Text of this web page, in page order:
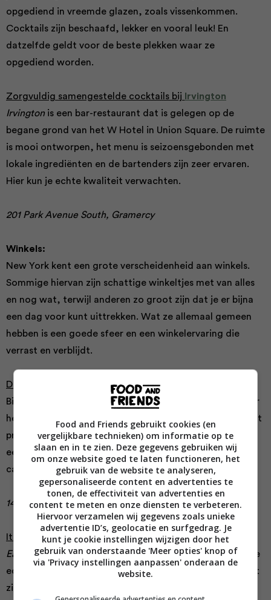
opgediend in vreemde glazen, zoals vissenkommen.
Cocktails zijn beschaafd, lekker en vooral leuk! En
datzelfde geldt voor de beste plekken waar ze
opgediend worden.
Zorgvuldig samengestelde cocktails bij
Irvington
Irvington is een bar-restaurant dat is gelegen op de
begane grond van het W Hotel in Union Square. De ruimte
is mooi ontworpen, het menu is seizoensgebonden met
lokale ingrediënten en de bartenders zijn zeer ervaren.
Hier kun je echte kwaliteit verwachten.
201 Park Avenue South, Gramercy
Winkels:
New York kent een grote verscheidenheid aan winkels.
Sommige hiervan zijn schattige winkeltjes met van alles
en nog wat, terwijl anderen zo groot zijn dat je er bijna
een dag voor kunt uittrekken. Wat ze allemaal gemeen
hebben is een goede sfeer en een winkelervaring die
verrast en verblijdt.
De lekkerste chocola bijRoni-Sue’s Chocolates
Bij
Roni-Sue’s Chocolatesben je aan het juiste adres voor
heerlijke chocolade. In deze winkel verkopen ze de meest
prachtige bonbons. Je kijkt er je ogen uit. ‘De bacon met
een chocoladelaagje (oftewel pig candy) is een perfect
cadeautje’ aldus local Alana Hoye Barnaba.
148 Forsyth Street, Lower East Side
Italiaanse heerlijkheden bijEataly
Eataly
, bijna zo groot als een voetbalveld, is het culinaire
equivalent van Willy Wonka’s fabriek. Overal waar je kijkt
zie je iets anders: een kaaswinkel, een pizzatoonbank,
Food and Friends gebruikt cookies (en
vergelijkbare technieken) om informatie op te
slaan en in te zien. Deze gegevens gebruiken wij
om onze website goed te laten functioneren, het
gebruik van de website te analyseren,
gepersonaliseerde content en advertenties te
tonen, de effectiviteit van advertenties en
content te meten en onze diensten te verbeteren.
Hiervoor verzamelen wij gegevens zoals unieke
advertentie ID’s, geolocatie en surfgedrag. Je
kunt je cookie instellingen wijzigen door het
gebruik van onderstaande 'Meer opties' knop of
via 'Privacy instellingen aanpassen' onderaan de
website.